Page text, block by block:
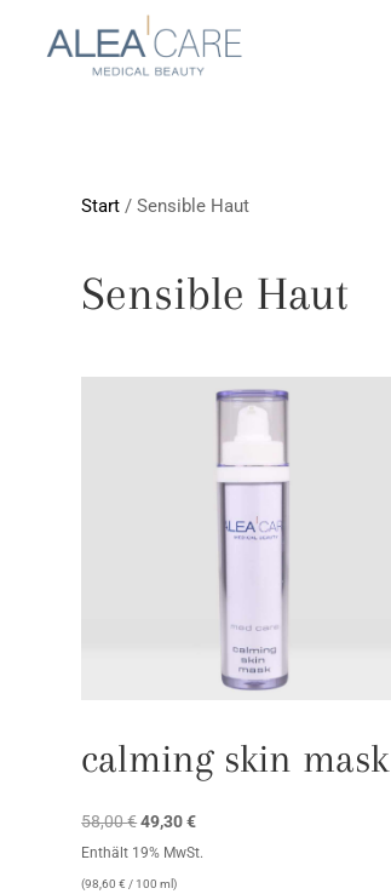
Start / Sensible Haut
Sensible Haut
calming skin mask
58,00€Ursprünglicher
Preis
war:
49,30€Aktueller
Preis
Enthält 19% MwSt.
(98,60€ / 100 ml)